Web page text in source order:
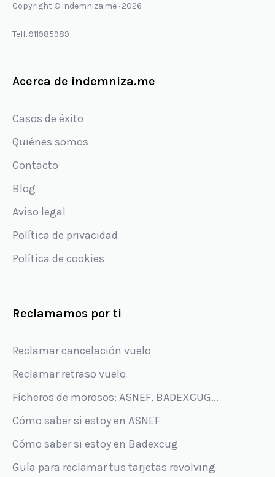
on
on
Copyright © indemniza.me · 2026
Telf. 911985989
Acerca de indemniza.me
Casos de éxito
Quiénes somos
Contacto
Blog
Aviso legal
Política de privacidad
Política de cookies
Reclamamos por ti
Reclamar cancelación vuelo
Reclamar retraso vuelo
Ficheros de morosos: ASNEF, BADEXCUG...
Cómo saber si estoy en ASNEF
Cómo saber si estoy en Badexcug
Guía para reclamar tus tarjetas revolving